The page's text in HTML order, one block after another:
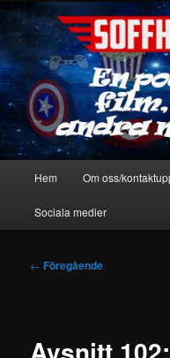
Hoppa
primärt
innehållSoffhjältarna
En podcast om film, spel &
Hem Om oss/
Sociala medier
Inläggsnavigering
← Föregående